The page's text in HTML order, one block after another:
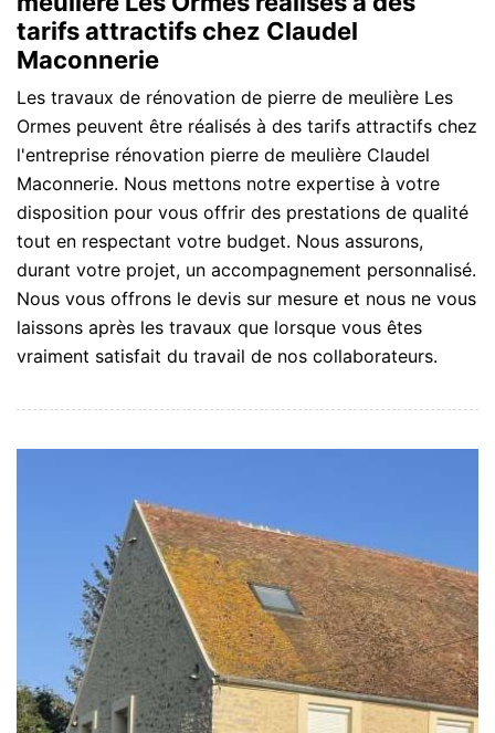
tarifs attractifs chez Claudel
Maconnerie
Les travaux de rénovation de pierre de meulière Les
Ormes peuvent être réalisés à des tarifs attractifs chez
l'entreprise rénovation pierre de meulière Claudel
Maconnerie. Nous mettons notre expertise à votre
disposition pour vous offrir des prestations de qualité
tout en respectant votre budget. Nous assurons,
durant votre projet, un accompagnement personnalisé.
Nous vous offrons le devis sur mesure et nous ne vous
laissons après les travaux que lorsque vous êtes
vraiment satisfait du travail de nos collaborateurs.